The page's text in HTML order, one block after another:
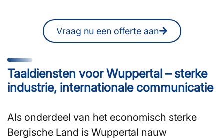
Vraag nu een offerte aan
Taaldiensten voor Wuppertal – sterke
industrie, internationale communicatie
Als onderdeel van het economisch sterke
Bergische Land is Wuppertal nauw